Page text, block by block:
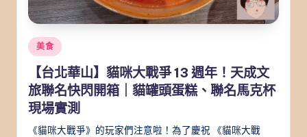
Posted
in
美食
【台北華山】貓咪大戰爭 13 週年！天成文
旅聯名快閃開箱｜貓罐頭蛋糕、聯名馬克杯
現場實測
《貓咪大戰爭》的玩家們注意啦！為了慶祝 《貓咪大戰